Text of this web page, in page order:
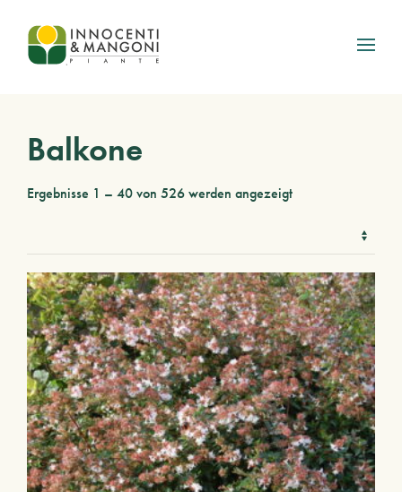
Skip to main content
Balkone
Ergebnisse 1 – 40 von 526 werden angezeigt